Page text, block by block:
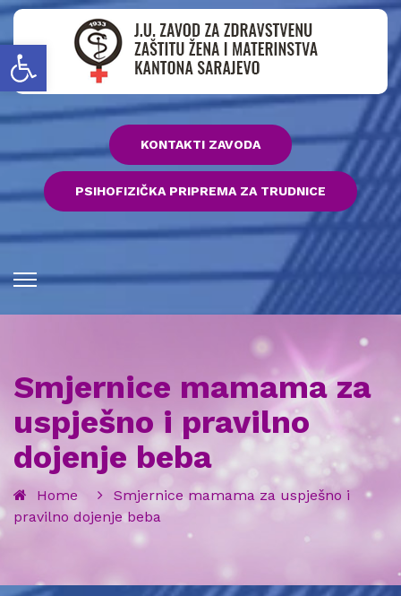
Open toolbar
KONTAKTI ZAVODA
PSIHOFIZIČKA PRIPREMA ZA TRUDNICE
Smjernice mamama za
uspješno i pravilno
dojenje beba
Home
Smjernice mamama za uspješno i
pravilno dojenje beba